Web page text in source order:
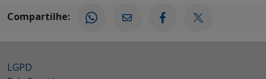
Compartilhe:
LGPD